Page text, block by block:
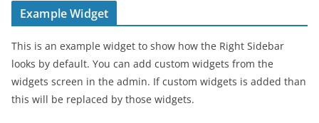
Example Widget
This is an example widget to show how the Right Sidebar
looks by default. You can add custom widgets from the
widgets screen in the admin. If custom widgets is added than
this will be replaced by those widgets.